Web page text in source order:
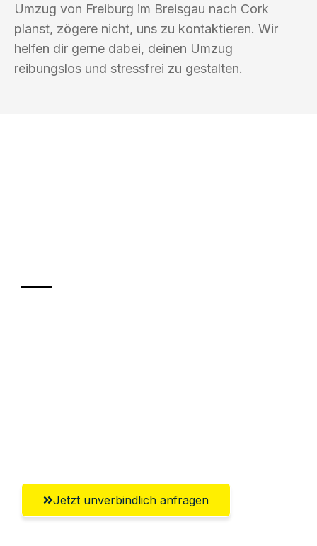
Umzug von Freiburg im Breisgau nach Cork
planst, zögere nicht, uns zu kontaktieren. Wir
helfen dir gerne dabei, deinen Umzug
reibungslos und stressfrei zu gestalten.
Jetzt unverbindlich anfragen